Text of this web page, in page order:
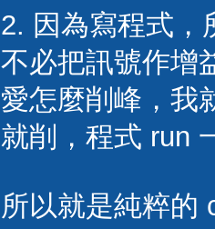
2. 因為寫程式，
不必把訊號作增
愛怎麼削峰，我
就削，程式 run
所以就是純粹的